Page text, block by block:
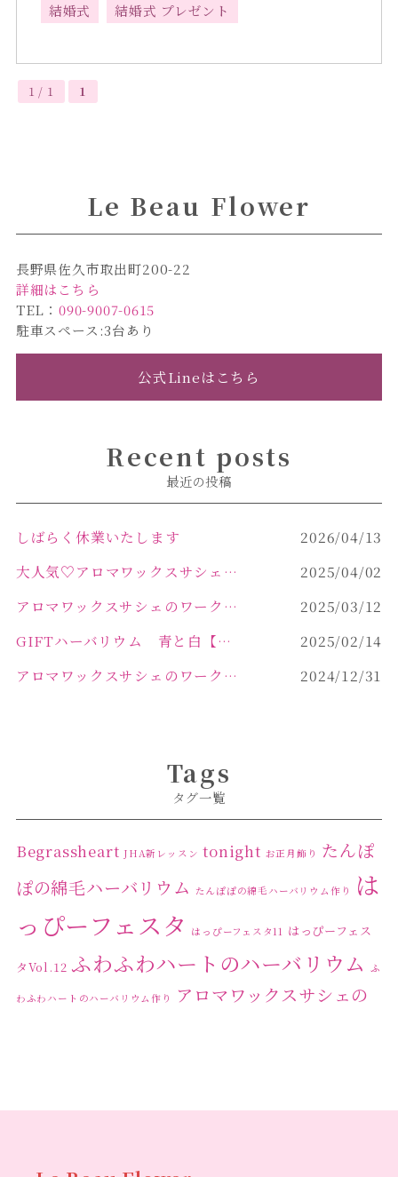
結婚式
結婚式 プレゼント
1 / 1 1
Le Beau Flower
長野県佐久市取出町200-22
詳細はこちら
TEL：090-9007-0615
駐車スペース:3台あり
公式Lineはこちら
Recent posts
最近の投稿
しばらく休業いたします
2026/04/13
大人気♡アロマワックスサシェ作り
2025/04/02
アロマワックスサシェのワークショップinPOLA中込原店 VOL.2
2025/03/12
GIFTハーバリウム 青と白【佐久市 ハーバリウム ギフト】
2025/02/14
アロマワックスサシェのワークショップinPOLA中込原店ご報告【佐久市 キャンドル サシェ】
2024/12/31
Tags
タグ一覧
Begrassheart JHA新レッスン tonight お正月飾り たんぽ
ぽの綿毛ハーバリウム たんぽぽの綿毛ハーバリウム作り
は
っぴーフェスタ
はっぴーフェスタ11 はっぴーフェス
タVol.12 ふわふわハートのハーバリウム ふ
わふわハートのハーバリウム作り
アロマワックスサシェの
リウムレッスン